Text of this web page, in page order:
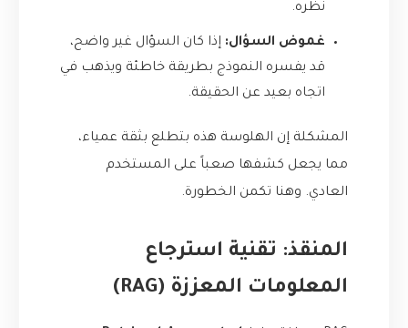
نظره.
غموض السؤال: إذا كان السؤال غير واضح،
قد يفسره النموذج بطريقة خاطئة ويذهب في
اتجاه بعيد عن الحقيقة.
المشكلة إن الهلوسة هذه بتطلع بثقة عمياء،
مما يجعل كشفها صعباً على المستخدم
العادي. وهنا تكمن الخطورة.
المنقذ: تقنية استرجاع
المعلومات المعززة (RAG)